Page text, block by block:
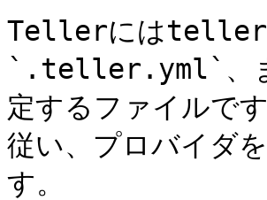
Tellerには
`.teller.yml`、
定するファイル
従い、プロバイ
す。